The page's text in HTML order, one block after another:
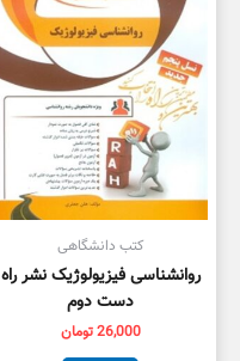
کتب دانشگاهی
روانشناسی فیزیولوژیک نشر راه
دست دوم
26,000تومان